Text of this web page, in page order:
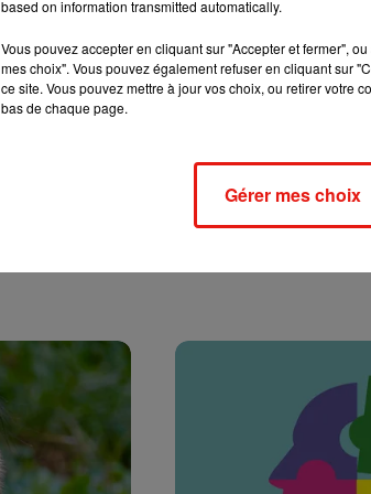
based on information transmitted automatically.
Vous pouvez accepter en cliquant sur "Accepter et fermer",
mes choix". Vous pouvez également refuser en cliquant sur
ce site. Vous pouvez mettre à jour vos choix, ou retirer votre
bas de chaque page.
Gérer mes choix